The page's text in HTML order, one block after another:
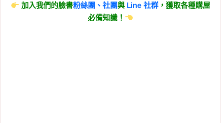
加入我們的臉書粉絲團、社團與 Line社群 ，獲取各種購屋
必備知識！